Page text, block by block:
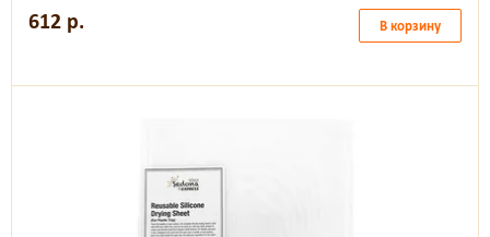
612 р. В корзину